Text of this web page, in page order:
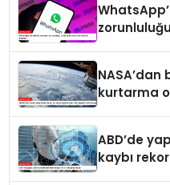
kurtarma
ABD’de
kaybı